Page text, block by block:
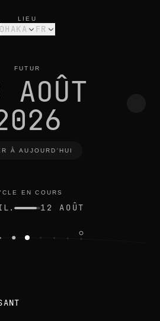
LIEU
DHAKA FR
FUTUR
AOÛT
À AUJOURD'HUI
EN COURS
12 AOÛT